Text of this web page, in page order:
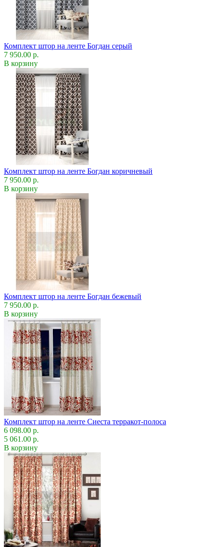
Комплект штор на ленте Богдан серый
7 950.00 р.
В корзину
Комплект штор на ленте Богдан коричневый
7 950.00 р.
В корзину
Комплект штор на ленте Богдан бежевый
7 950.00 р.
В корзину
Комплект штор на ленте Сиеста терракот-полоса
6 098.00 р.
5 061.00 р.
В корзину